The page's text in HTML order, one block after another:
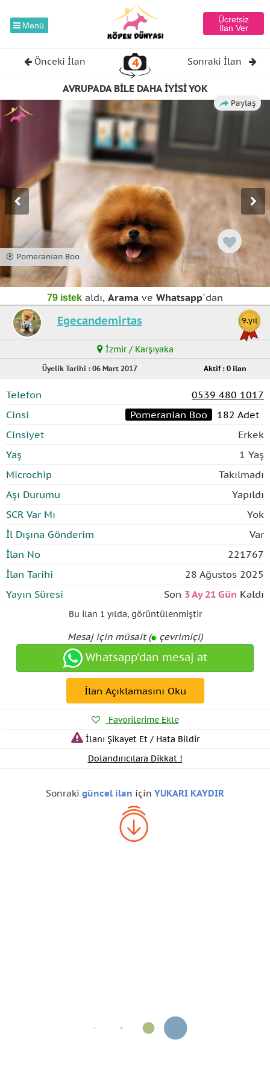
Menü
Ücretsiz
İlan Ver
Önceki İlan 4 Sonraki İlan
AVRUPADA BİLE DAHA İYİSİ YOK
Paylaş
⦿ Pomeranian Boo
79 istek aldı, Arama ve Whatsapp`dan
9.yıl
Egecandemirtas
İzmir / Karşıyaka
Üyelik Tarihi : 06 Mart 2017 Aktif : 0 ilan
Telefon
0539 480 1017
Cinsi
Pomeranian Boo
182 Adet
Cinsiyet
Erkek
Yaş
1 Yaş
Microchip
Takılmadı
Aşı Durumu
Yapıldı
SCR Var Mı
Yok
İl Dışına Gönderim
Var
İlan No
221767
İlan Tarihi
28 Ağustos 2025
Yayın Süresi
Son 3 Ay 21 Gün Kaldı
Bu ilan 1 yılda, görüntülenmiştir
Mesaj için müsait ( çevrimiçi)
Whatsapp'dan mesaj at
İlan Açıklamasını Oku
Favorilerime Ekle
İlanı Şikayet Et / Hata Bildir
Dolandırıcılara Dikkat !
Sonraki güncel ilan için YUKARI KAYDIR